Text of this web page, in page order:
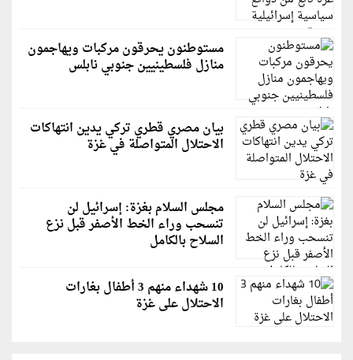
مستوطنون يحرقون مركبات ويهاجمون
منازل فلسطينيين جنوبي نابلس
بيان مصري قطري تركي يدين انتهاكات
الاحتلال المتواصلة في غزة
مجلس السلام بغزة: إسرائيل لن
تنسحب وراء الخط الأصفر قبل نزع
السلاح بالكامل
10 شهداء منهم 3 أطفال بغارات
الاحتلال على غزة